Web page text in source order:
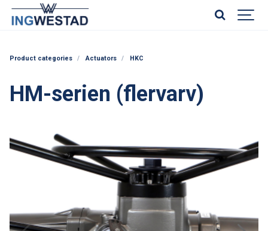
Product categories Actuators HKC
HM-serien (flervarv)